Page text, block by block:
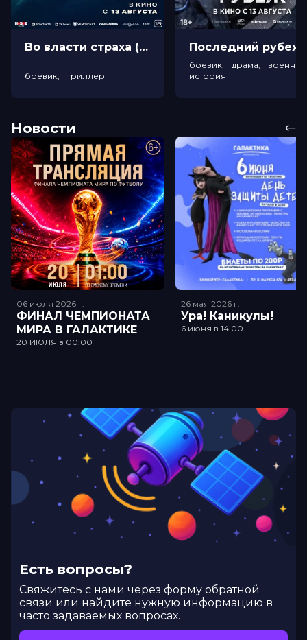
Во власти страха (18+)
боевик, триллер
боевик, драма,
история
Новости
06 июля 2026 г.
ФИНАЛ ЧЕМПИОНАТА
МИРА В ГАЛАКТИКЕ
20 ИЮЛЯ в 00:00
26 мая 2026 г.
Ура! Каникулы!
6 июня в 14.00
Есть вопросы?
Cвяжитесь с нами через форму обратной
связи или найдите нужную информацию в
часто задаваемых вопросах.